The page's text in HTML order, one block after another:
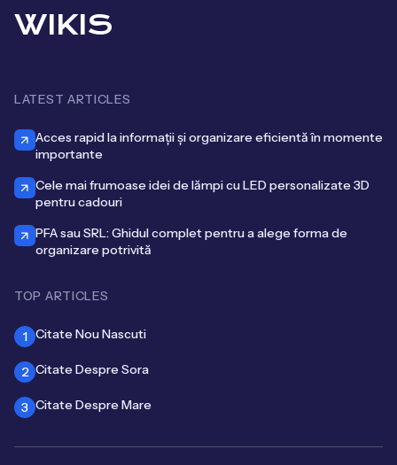
WIKIS
LATEST ARTICLES
Acces rapid la informații și organizare eficientă în momente
importante
Cele mai frumoase idei de lămpi cu LED personalizate 3D
pentru cadouri
PFA sau SRL: Ghidul complet pentru a alege forma de
organizare potrivită
TOP ARTICLES
1 Citate Nou Nascuti
2 Citate Despre Sora
3 Citate Despre Mare